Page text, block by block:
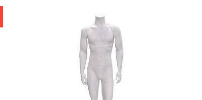
VER EL PRODUCTO MANIQUIES